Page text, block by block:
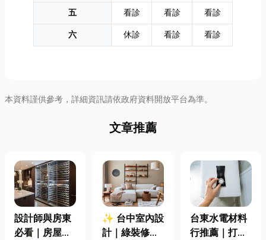
五
看診 看診
看診
六
休診 看診 看診
本資料謹供參考，詳細資訊請依政府資料開放平台為準。
文章推薦
設計師與房東
必看｜房屋濕
✨ 台中室內設
計｜綠裝修認
台東水電材料
行推薦｜打造